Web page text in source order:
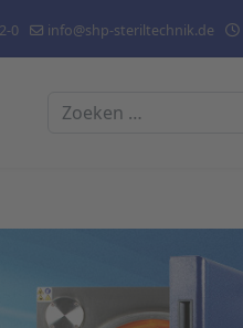
0 info@shp-steriltechnik.de
Zoeken